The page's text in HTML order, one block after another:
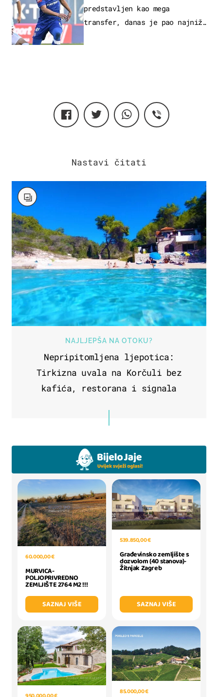
predstavljen kao mega
transfer, danas je pao najniže
NAJLJEPŠA NA OTOKU?
Nepripitomljena ljepotica:
Tirkizna uvala na Korčuli bez
kafića, restorana i signala
60.000,00 €
MURVICA-
POLJOPRIVREDNO
ZEMLJIŠTE 2764 M2 !!!
SAZNAJ VIŠE
539.850,00 €
Građevinsko zemljište s
dozvolom (40 stanova)-
Žitnjak Zagreb
SAZNAJ VIŠE
85.000,00 €